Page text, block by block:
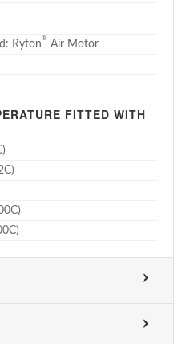
Ryton
®
Air Motor
FITTED WITH